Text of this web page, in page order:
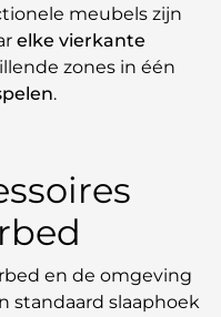
meubels zijn
elke vierkante
zones in één
.
en de omgeving
standaard slaaphoek